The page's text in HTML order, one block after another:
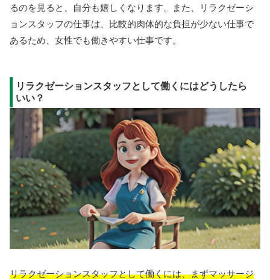
るのを見ると、自分も嬉しくなります。また、リラクゼーシ
ョンスタッフの仕事は、比較的肉体的な負担が少ない仕事で
あるため、女性でも働きやすい仕事です。
リラクゼーションスタッフとして働くにはどうしたら
いい？
リラクゼーションスタッフとして働くには、まずマッサージ